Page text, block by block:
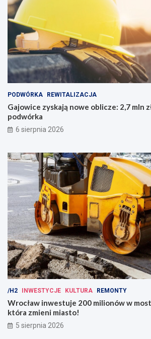
PODWÓRKA REWITALIZACJA
Gajowice zyskają nowe oblicze: 2,7 mln
podwórka
6 sierpnia 2026
/H2 INWESTYCJE KULTURA REMONTY
Wrocław inwestuje 200 milionów w
która zmieni miasto!
5 sierpnia 2026